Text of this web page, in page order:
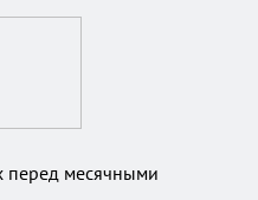
перед месячными